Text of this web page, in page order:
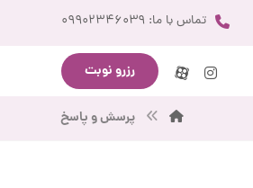
تماس با ما: ۰۹۹۰۲۳۴۶۰۳۹
رزرو نوبت
پرسش و پاسخ